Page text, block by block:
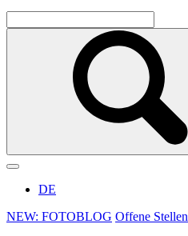
DE
NEW: FOTOBLOG Offene Stellen